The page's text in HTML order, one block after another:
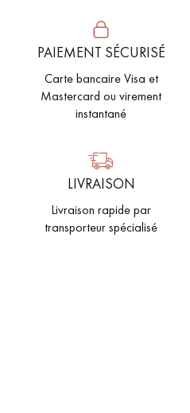
PAIEMENT SÉCURISÉ
Carte bancaire Visa et
Mastercard ou virement
instantané
LIVRAISON
Livraison rapide par
transporteur spécialisé